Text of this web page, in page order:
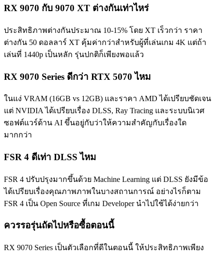
RX 9070 กับ 9070 XT ต่างกันเท่าไหร่
ประสิทธิภาพต่างกันประมาณ 10-15% โดย XT เร็วกว่า ราคา
ต่างกัน 50 ดอลลาร์ XT คุ้มค่ากว่าสำหรับผู้ที่เล่นเกม 4K แต่ถ้า
เล่นที่ 1440p เป็นหลัก รุ่นปกติก็เพียงพอแล้ว
RX 9070 Series ดีกว่า RTX 5070 ไหม
ในแง่ VRAM (16GB vs 12GB) และราคา AMD ได้เปรียบชัดเจน
แต่ NVIDIA ได้เปรียบเรื่อง DLSS, Ray Tracing และระบบนิเวศ
ซอฟต์แวร์ด้าน AI ขึ้นอยู่กับว่าให้ความสำคัญกับเรื่องใด
มากกว่า
FSR 4 ดีเท่า DLSS ไหม
FSR 4 ปรับปรุงมากขึ้นด้วย Machine Learning แต่ DLSS ยังมีข้อ
ได้เปรียบเรื่องคุณภาพภาพในบางสถานการณ์ อย่างไรก็ตาม
FSR 4 เป็น Open Source ที่เกม Developer นำไปใช้ได้ง่ายกว่า
ควรรอรุ่นถัดไปหรือซื้อตอนนี้
RX 9070 Series เป็นตัวเลือกที่ดีในตอนนี้ ให้ประสิทธิภาพเพียง